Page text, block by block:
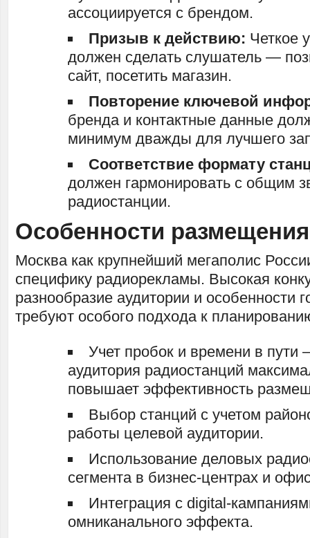
ассоциируется с брендом.
Призыв к действию: Четкое
должен сделать слушатель —
сайт, посетить магазин.
Повторение ключевой
бренда и контактные данные
минимум дважды для лучшего
Соответствие формату
должен гармонировать с общим
радиостанции.
Особенности
Москва как крупнейший мегаполис
специфику радиорекламы. Высокая
разнообразие аудитории и особенности
требуют особого подхода к
Учет пробок и времени в пути
аудитория радиостанций
повышает эффективность
Выбор станций с учетом
работы целевой аудитории.
Использование деловых
сегмента в бизнес-центрах и
Интеграция с digital-
омниканального эффекта.